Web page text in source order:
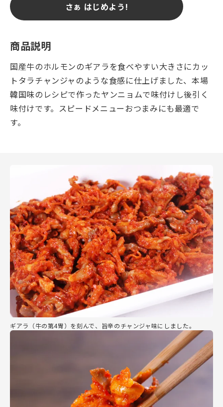
さぁ はじめよう!
商品説明
国産牛のホルモンのギアラを食べやすい大きさにカッ
トタラチャンジャのような食感に仕上げました、本場
韓国味のレシピで作ったヤンニョムで味付けし後引く
味付けです。スピードメニューおつまみにも最適で
す。
ギアラ（牛の第4胃）を刻んで、旨辛のチャンジャ味にしました。